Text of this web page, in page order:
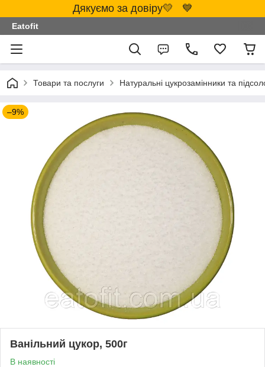
Дякуємо за довіру💛 💙
Eatofit
Товари та послуги Натуральні цукрозамінники та
–9%
Ванільний цукор, 500г
В наявності